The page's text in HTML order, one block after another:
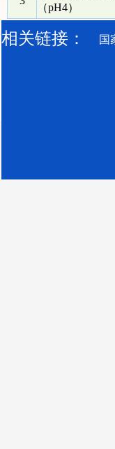
（pH4）
相关链接： 国